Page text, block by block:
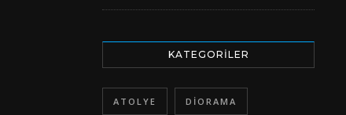
KATEGORILER
ATOLYE DIORAMA